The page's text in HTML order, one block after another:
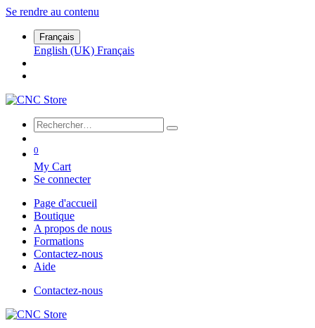
Se rendre au contenu
Français
English (UK) Français
0
My Cart
Se connecter
Page d'accueil
Boutique
A propos de nous
Formations
Contactez-nous
Aide
Contactez-nous